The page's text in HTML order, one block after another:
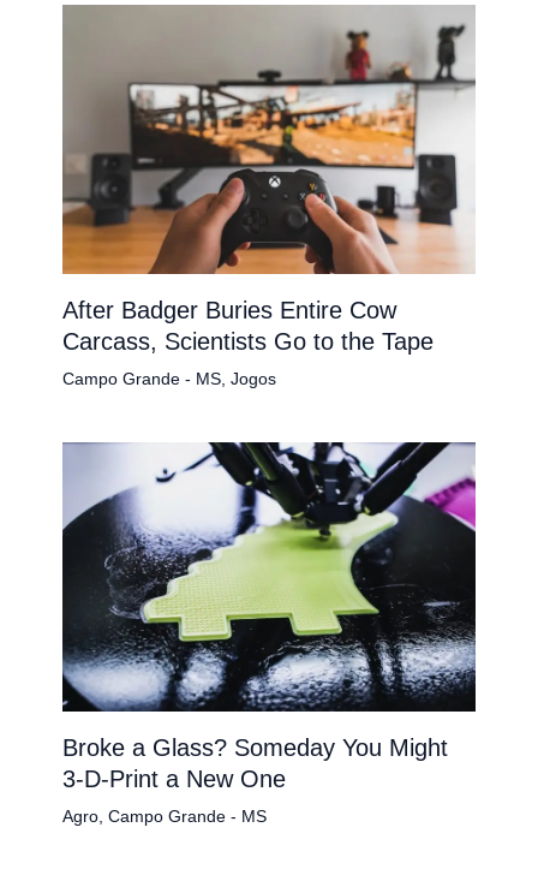
After Badger Buries Entire Cow
Carcass, Scientists Go to the Tape
Campo Grande - MS, Jogos
Broke a Glass? Someday You Might
3-D-Print a New One
Agro, Campo Grande - MS